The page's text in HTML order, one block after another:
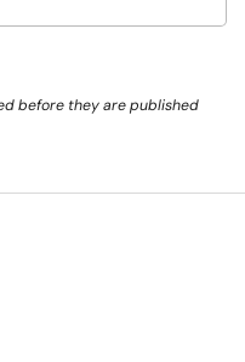
before they are published